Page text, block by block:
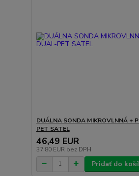
DUÁLNA SONDA MIKROVLNNÁ +
PET SATEL
46,49 EUR
37,80 EUR bez DPH
Pridať do